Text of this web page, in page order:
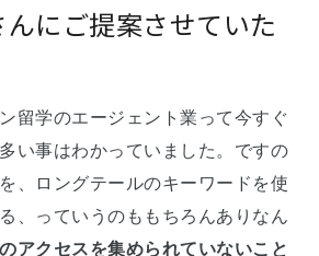
にご提案させていた
留学のエージェント業って今すぐ
い事はわかっていました。ですの
、ロングテールのキーワードを使
、っていうのももちろんありなん
アクセスを集められていないこと